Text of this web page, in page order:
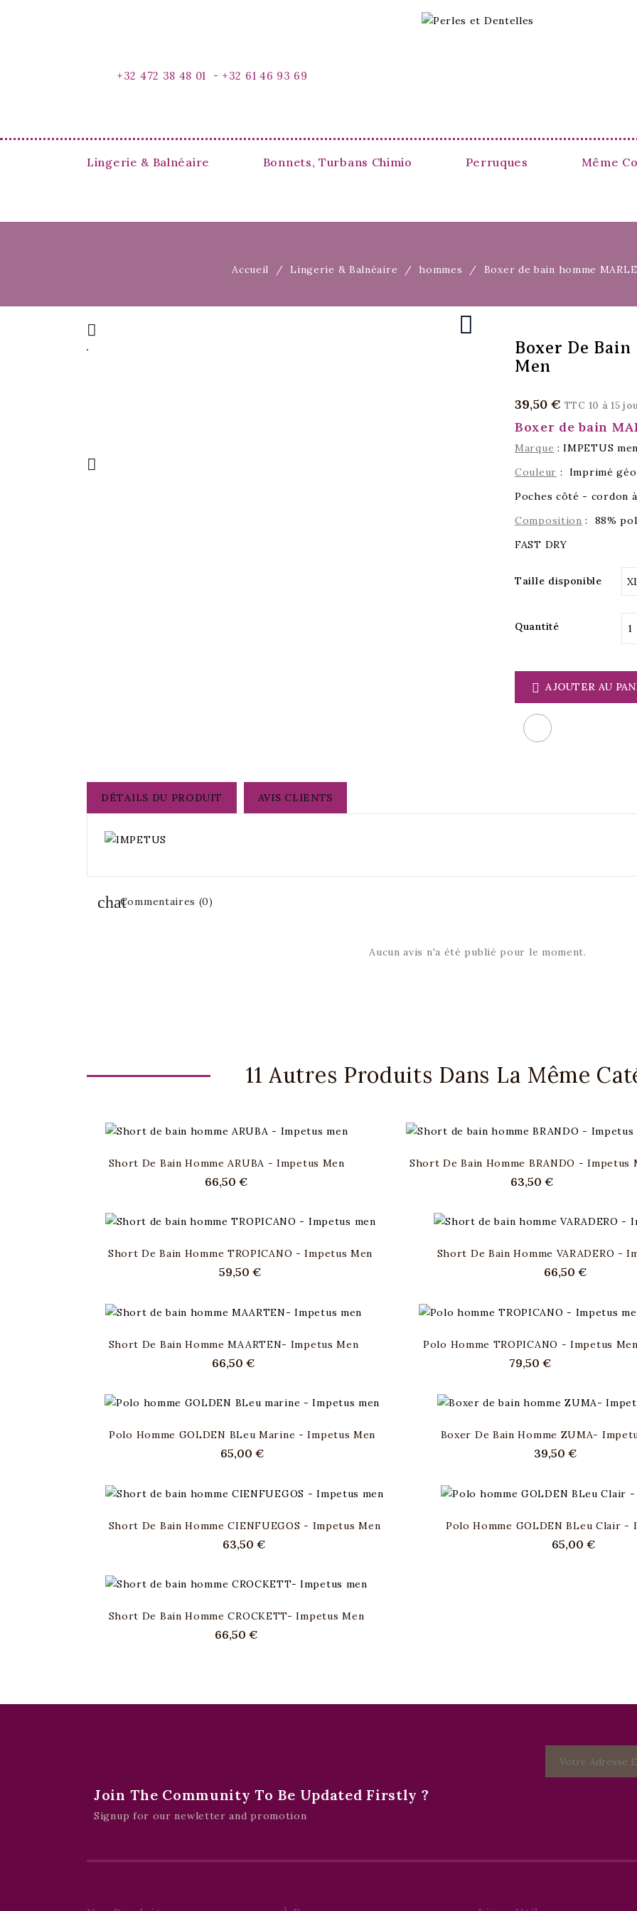
+32 472 38 48 01 - +32 61 46 93 69
Lingerie & Balnéaire Bonnets, Turbans Chimio Perruques Même
Accueil Lingerie & Balnéaire hommes Boxer de bain homme

Boxer De
Men
39,50 € TTC 10 à 15
Boxer de bain
Marque : IMPETUS
Couleur : Imprimé
Poches côté - cordon
Composition : 88%
FAST DRY
Taille disponible
Quantité
 AJOUTER AU
DÉTAILS DU PRODUIT AVIS CLIENTS
Commentaires (0)
Aucun avis n'a été publié pour le moment.
11 Autres Produits Dans La Même
Short De Bain Homme ARUBA - Impetus Men
Prix
66,50 €
Short De Bain Homme BRANDO - Impetus
Prix
63,50 €
Short De Bain Homme TROPICANO - Impetus Men
Prix
59,50 €
Short De Bain Homme VARADERO -
Prix
66,50 €
Short De Bain Homme MAARTEN- Impetus Men
Prix
66,50 €
Polo Homme TROPICANO - Impetus
Prix
79,50 €
Polo Homme GOLDEN BLeu Marine - Impetus Men
Prix
65,00 €
Boxer De Bain Homme ZUMA-
Prix
39,50 €
Short De Bain Homme CIENFUEGOS - Impetus Men
Prix
63,50 €
Polo Homme GOLDEN BLeu Clair -
Prix
65,00 €
Short De Bain Homme CROCKETT- Impetus Men
Prix
66,50 €
Join The Community To Be Updated Firstly ?
Signup for our newletter and promotion